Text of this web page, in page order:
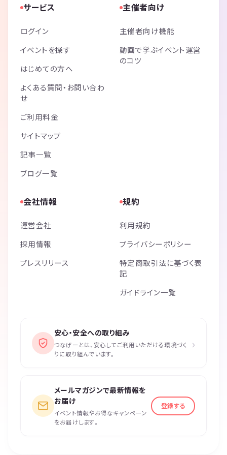
サービス
ログイン
イベントを探す
はじめての方へ
よくある質問・お問い合わ
せ
ご利用料金
サイトマップ
記事一覧
ブログ一覧
主催者向け
主催者向け機能
動画で学ぶイベント運営
のコツ
会社情報
運営会社
採用情報
プレスリリース
規約
利用規約
プライバシーポリシー
特定商取引法に基づく表
記
ガイドライン一覧
安心・安全への取り組み
つなげーとは、安心してご利用いただける環境づく
りに取り組んでいます。
›
メールマガジンで最新情報を
お届け
イベント情報やお得なキャンペーン
をお届けします。
登録する